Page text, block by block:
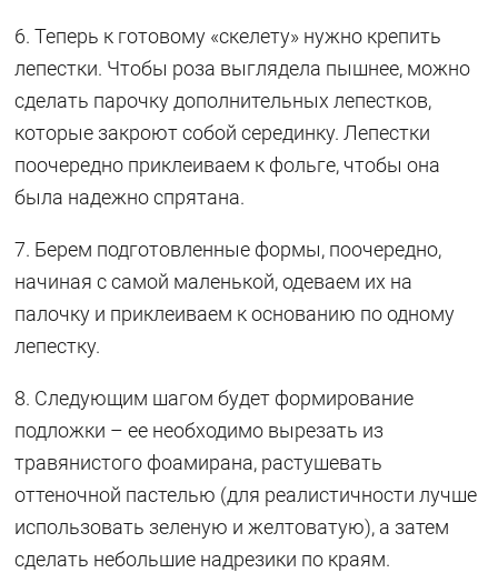
6. Теперь к готовому «скелету» нужно крепить
лепестки. Чтобы роза выглядела пышнее, можно
сделать парочку дополнительных лепестков,
которые закроют собой серединку. Лепестки
поочередно приклеиваем к фольге, чтобы она
была надежно спрятана.
7. Берем подготовленные формы, поочередно,
начиная с самой маленькой, одеваем их на
палочку и приклеиваем к основанию по одному
лепестку.
8. Следующим шагом будет формирование
подложки – ее необходимо вырезать из
травянистого фоамирана, растушевать
оттеночной пастелью (для реалистичности лучше
использовать зеленую и желтоватую), а затем
сделать небольшие надрезики по краям.